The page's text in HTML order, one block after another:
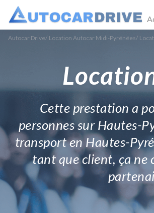
Autocar Drive/ Location Autocar Midi-Pyrénées/
Cette prestation a
personnes sur Hautes-
transport en Hautes-
tant que client, ça ne